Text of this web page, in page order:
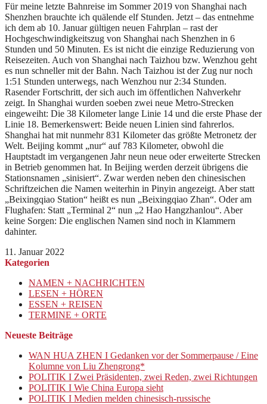
Für meine letzte Bahnreise im Sommer 2019 von Shanghai nach
Shenzhen brauchte ich quälende elf Stunden. Jetzt – das entnehme
ich dem ab 10. Januar gültigen neuen Fahrplan – rast der
Hochgeschwindigkeitszug von Shanghai nach Shenzhen in 6
Stunden und 50 Minuten. Es ist nicht die einzige Reduzierung von
Reisezeiten. Auch von Shanghai nach Taizhou bzw. Wenzhou geht
es nun schneller mit der Bahn. Nach Taizhou ist der Zug nur noch
1:51 Stunden unterwegs, nach Wenzhou nur 2:34 Stunden.
Rasender Fortschritt, der sich auch im öffentlichen Nahverkehr
zeigt. In Shanghai wurden soeben zwei neue Metro-Strecken
eingeweiht: Die 38 Kilometer lange Linie 14 und die erste Phase der
Linie 18. Bemerkenswert: Beide neuen Linien sind fahrerlos.
Shanghai hat mit nunmehr 831 Kilometer das größte Metronetz der
Welt. Beijing kommt „nur“ auf 783 Kilometer, obwohl die
Hauptstadt im vergangenen Jahr neun neue oder erweiterte Strecken
in Betrieb genommen hat. In Beijing werden derzeit übrigens die
Stationsnamen „sinisiert“. Zwar werden neben den chinesischen
Schriftzeichen die Namen weiterhin in Pinyin angezeigt. Aber statt
„Beixingqiao Station“ heißt es nun „Beixingqiao Zhan“. Oder am
Flughafen: Statt „Terminal 2“ nun „2 Hao Hangzhanlou“. Aber
keine Sorgen: Die englischen Namen sind noch in Klammern
dahinter.
11. Januar 2022
Kategorien
NAMEN + NACHRICHTEN
LESEN + HÖREN
ESSEN + REISEN
TERMINE + ORTE
Neueste Beiträge
WAN HUA ZHEN I Gedanken vor der Sommerpause / Eine
Kolumne von Liu Zhengrong*
POLITIK I Zwei Präsidenten, zwei Reden, zwei Richtungen
POLITIK I Wie China Europa sieht
POLITIK I Medien melden chinesisch-russische